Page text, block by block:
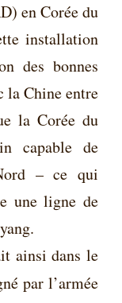
en Corée du
installation
des bonnes
la Chine entre
la Corée du
capable de
– ce qui
une ligne de
ainsi dans le
par l’armée